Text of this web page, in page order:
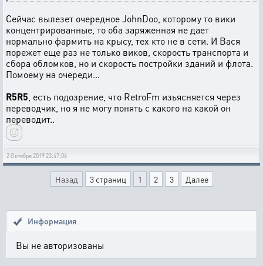
Сейчас вылезет очередное JohnDoo, которому то вики
концентрированные, то оба заряженная не дает
нормально фармить на крысу, тех кто не в сети. И Вася
порежет еще раз не только виков, скорость транспорта и
сбора обломков, но и скорость постройки зданий и флота.
Помоему на очереди...
R5R5 , есть подозрение, что RetroFm изьясняется через
переводчик, но я не могу понять с какого на какой он
переводит..
2 Октября 2019 23:47:06
Назад 3 страниц 1 2 3 Далее
Информация
Вы не авторизованы